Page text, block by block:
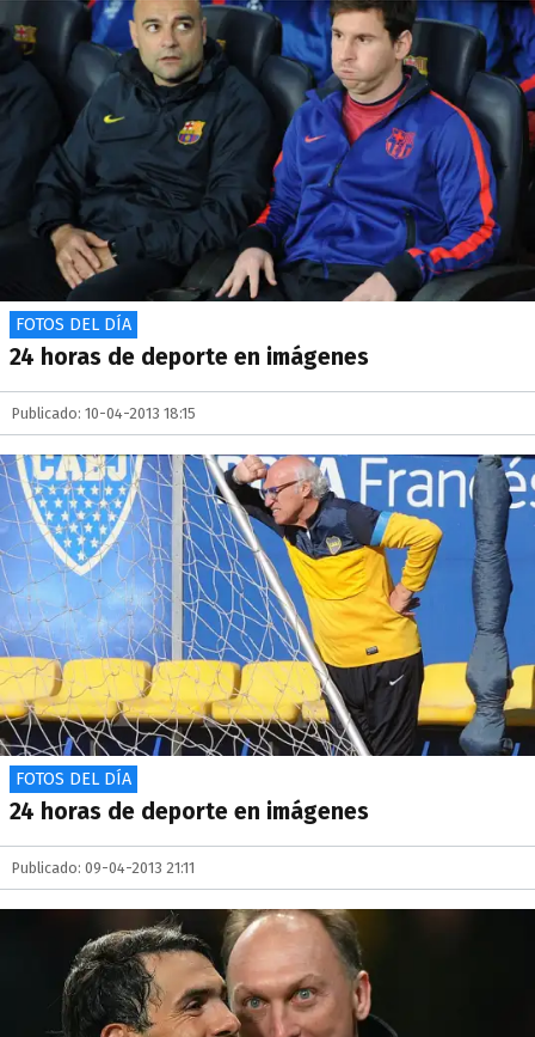
FOTOS DEL DÍA
24 horas de deporte en imágenes
Publicado: 10-04-2013 18:15
FOTOS DEL DÍA
24 horas de deporte en imágenes
Publicado: 09-04-2013 21:11